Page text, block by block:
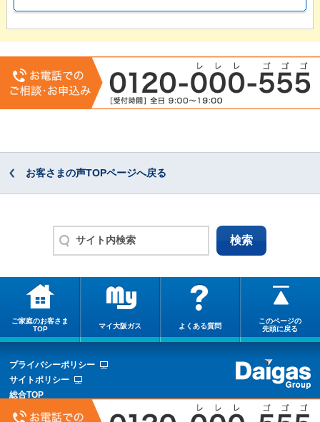
お客さまの声TOPページへ戻る
ご家庭のお客さま
TOP
マイ大阪ガス よくある質問
このページの
先頭に戻る
プライバシーポリシー
サイトポリシー
総合TOP
サイトマップ